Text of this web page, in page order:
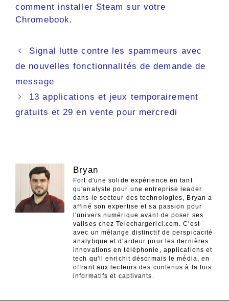
comment installer Steam sur votre
Chromebook.
Navigation
des
Signal lutte contre les spammeurs avec
de nouvelles fonctionnalités de demande de
message
13 applications et jeux temporairement
gratuits et 29 en vente pour mercredi
Bryan
Fort d'une solide expérience en tant
qu'analyste pour une entreprise leader
dans le secteur des technologies, Bryan a
affiné son expertise et sa passion pour
l'univers numérique avant de poser ses
valises chez Telechargerici.com. C'est
avec un mélange distinctif de perspicacité
analytique et d'ardeur pour les dernières
innovations en téléphonie, applications et
tech qu'il enrichit désormais le média, en
offrant aux lecteurs des contenus à la fois
informatifs et captivants.